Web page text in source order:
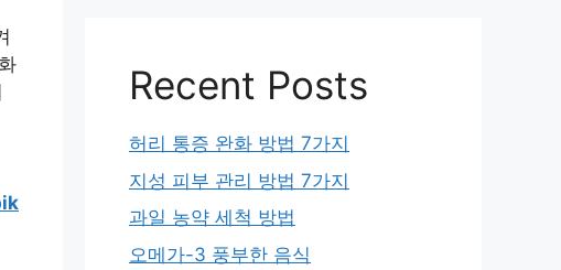
Recent Posts
허리 통증 완화 방법 7가지
지성 피부 관리 방법 7가지
과일 농약 세척 방법
오메가-3 풍부한 음식